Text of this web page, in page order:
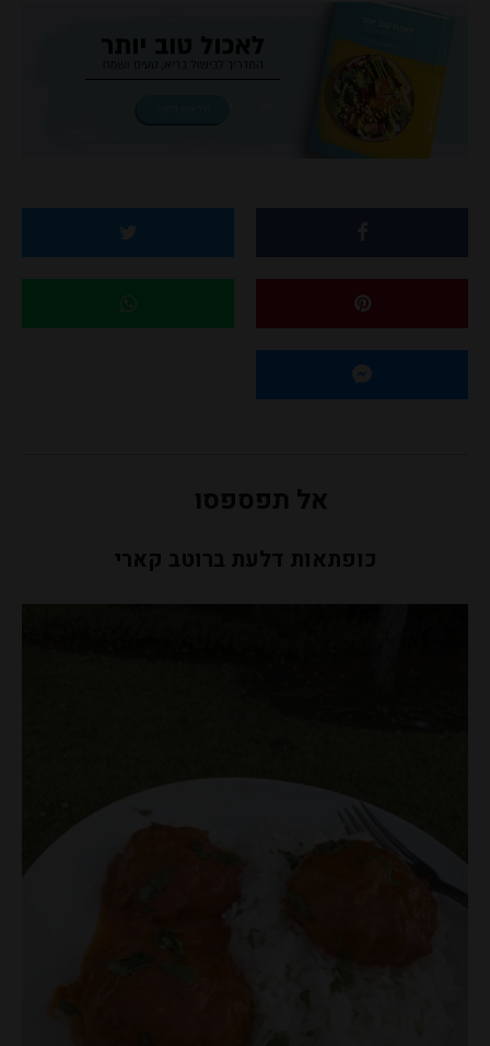
אל תפספסו
כופתאות דלעת ברוטב קארי